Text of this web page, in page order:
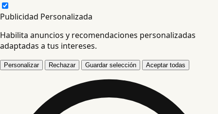
Publicidad Personalizada
Habilita anuncios y recomendaciones personalizadas
adaptadas a tus intereses.
Personalizar Rechazar Guardar selección Aceptar todas